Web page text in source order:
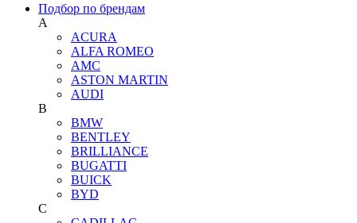
Подбор по брендам
A
ACURA
ALFA ROMEO
AMC
ASTON MARTIN
AUDI
B
BMW
BENTLEY
BRILLIANCE
BUGATTI
BUICK
BYD
C